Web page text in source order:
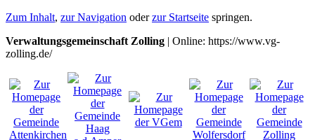
Zum Inhalt, zur Navigation oderzur Startseite springen.
Verwaltungsgemeinschaft Zolling | Online: https://www.vg-
zolling.de/